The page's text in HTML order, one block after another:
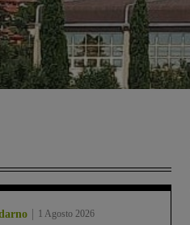
1 Agosto 2026